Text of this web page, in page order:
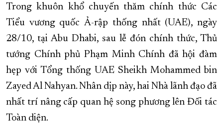
XÂY DỰNG NÔNG THÔN MỚI LỊCH CẮT ĐIỆN
TÀU - XE - MÁY BAY
KỶ NIỆM 370 NĂM XÂY DỰNG VÀ PHÁT TRIỂN TỈNH KHÁNH HÒA
KHOẢNH KHẮC ĐẸP XỨ TRẦM
XÂY DỰNG KHÁNH HÒA TRỞ THÀNH THÀNH PHỐ TRỰC THUỘC
ĐẠI HỘI ĐẢNG CÁC CẤP TRANG CHỦ VỀ BÁO KHÁNH HÒA
Trong khuôn khổ chuyến thăm chính thức Các
Tiểu vương quốc Ả-rập thống nhất (UAE), ngày
28/10, tại Abu Dhabi, sau lễ đón chính thức, Thủ
tướng Chính phủ Phạm Minh Chính đã hội đàm
hẹp với Tổng thống UAE Sheikh Mohammed bin
Zayed Al Nahyan. Nhân dịp này, hai Nhà lãnh đạo đã
nhất trí nâng cấp quan hệ song phương lên Đối tác
Toàn diện.